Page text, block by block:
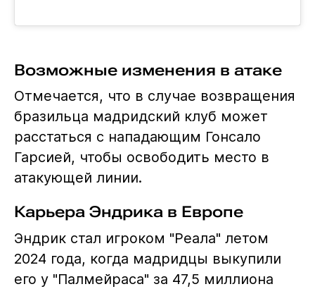
Возможные изменения в атаке
Отмечается, что в случае возвращения
бразильца мадридский клуб может
расстаться с нападающим Гонсало
Гарсией, чтобы освободить место в
атакующей линии.
Карьера Эндрика в Европе
Эндрик стал игроком "Реала" летом
2024 года, когда мадридцы выкупили
его у "Палмейраса" за 47,5 миллиона